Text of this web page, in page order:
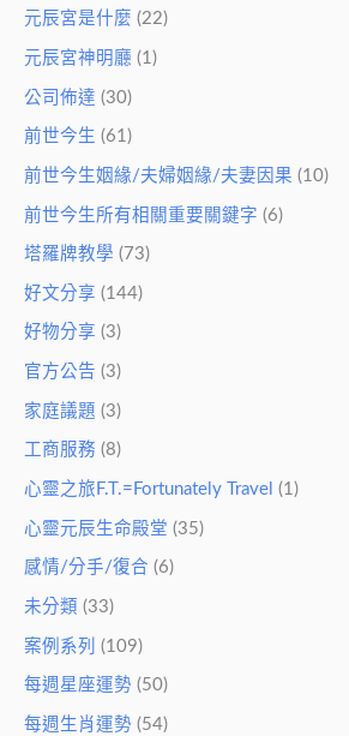
元辰宮是什麼 (22)
元辰宮神明廳 (1)
公司佈達 (30)
前世今生 (61)
前世今生姻緣/夫婦姻緣/夫妻因果 (10)
前世今生所有相關重要關鍵字 (6)
塔羅牌教學 (73)
好文分享 (144)
好物分享 (3)
官方公告 (3)
家庭議題 (3)
工商服務 (8)
心靈之旅F.T.=Fortunately Travel (1)
心靈元辰生命殿堂 (35)
感情/分手/復合 (6)
未分類 (33)
案例系列 (109)
每週星座運勢 (50)
每週生肖運勢 (54)